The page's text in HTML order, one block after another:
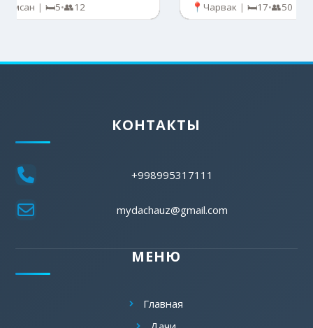
Хумсан | 5• 12 Чарвак | 17• 50
КОНТАКТЫ
+998995317111
mydachauz@gmail.com
МЕНЮ
Главная